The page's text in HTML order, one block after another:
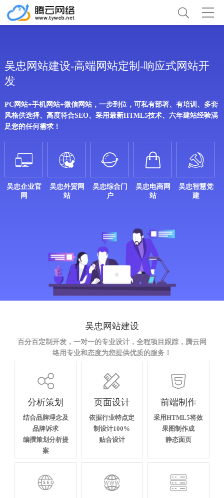
吴忠网站建设-高端网站定制-响应式网站开
发
PC网站+手机网站+微信网站，一步到位，可私有部署、有培训、多套
风格供选择、高度符合SEO、采用最新HTML5技术、六年建站经验满
足您的任何需求！

吴忠企业官
网

吴忠外贸网
站

吴忠综合门
户

吴忠电商网
站

吴忠智慧党
建
吴忠网站建设
百分百定制开发，一对一的专业设计，全程项目跟踪，腾云网
络用专业和态度为您提供优质的服务！

分析策划
结合品牌理念及
品牌诉求
编撰策划分析提
案

页面设计
依据行业特点定
制设计100%
贴合设计

前端制作
采用HTML5将效
果图制作成
静态面页
  